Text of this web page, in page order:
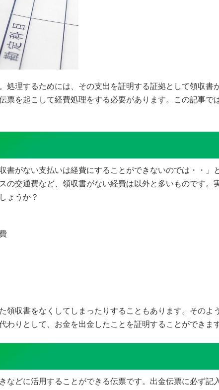
理するためには、その支出を証明する証拠として領収書
を起こして経費処理をする必要があります。この記事で
がない支払いは経費にすることができないのでは・・」
交通費など、領収書がない経費は以外と多いものです。
ょうか？
領収書をなくしてしまったりすることもあります。そのよ
りとして、お金を出金したことを証明することができます
どに活用することができる伝票です。出金伝票に必ず記